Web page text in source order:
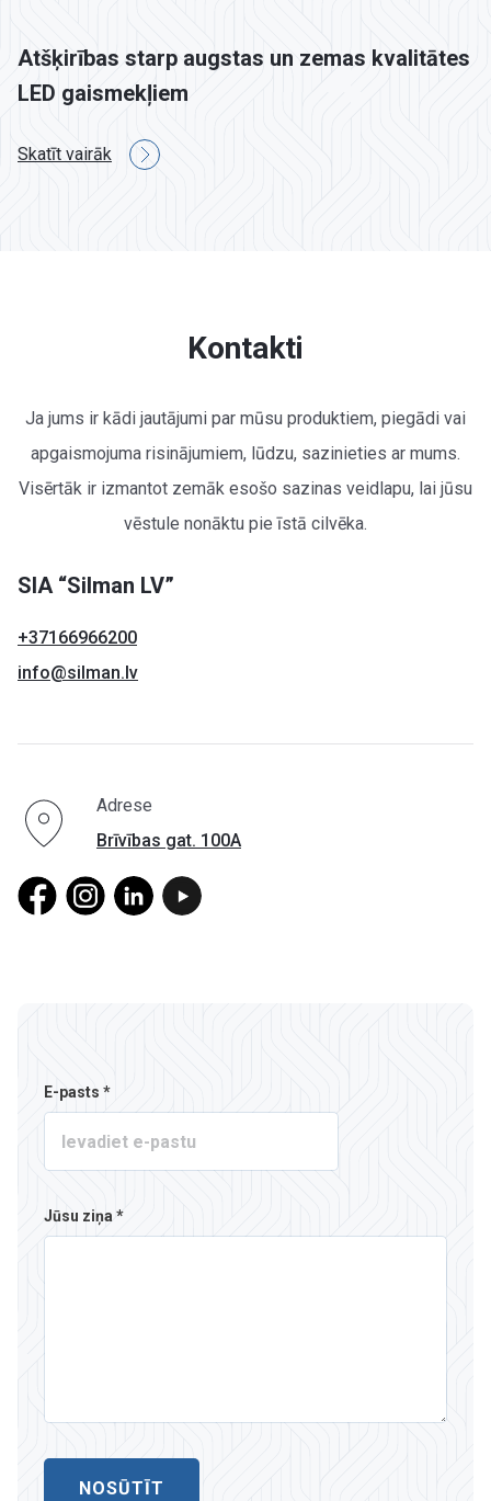
Atšķirības starp augstas un zemas kvalitātes
LED gaismekļiem
Skatīt vairāk
Kontakti
Ja jums ir kādi jautājumi par mūsu produktiem, piegādi vai
apgaismojuma risinājumiem, lūdzu, sazinieties ar mums.
Visērtāk ir izmantot zemāk esošo sazinas veidlapu, lai jūsu
vēstule nonāktu pie īstā cilvēka.
SIA “Silman LV”
+37166966200
info@silman.lv
Adrese
Brīvības gat. 100A
E-pasts *
Jūsu ziņa *